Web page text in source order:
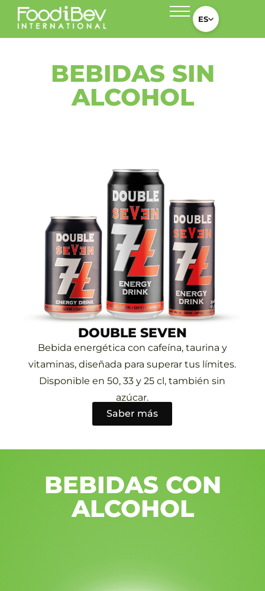
ES
BEBIDAS SIN
ALCOHOL
DOUBLE SEVEN
Bebida energética con cafeína, taurina y
vitaminas, diseñada para superar tus límites.
Disponible en 50, 33 y 25 cl, también sin
azúcar.
Saber más
BEBIDAS CON
ALCOHOL